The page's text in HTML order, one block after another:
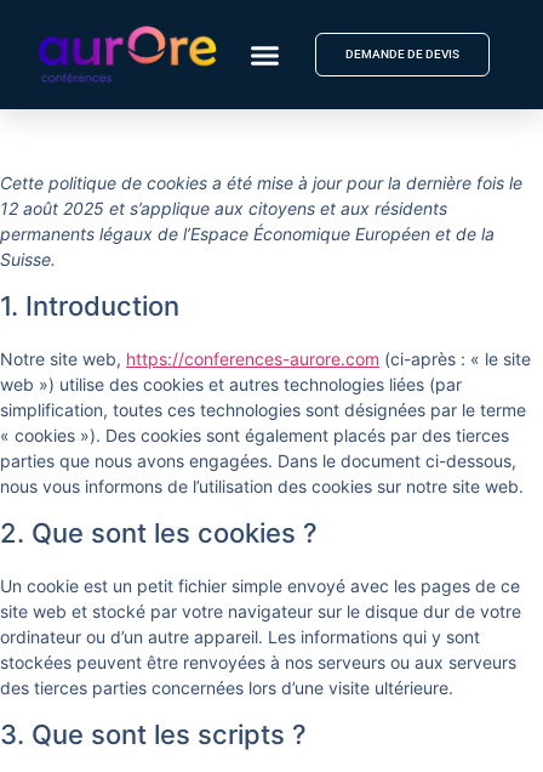
DEMANDE DE DEVIS
Cette politique de cookies a été mise à jour pour la dernière fois le
12 août 2025 et s’applique aux citoyens et aux résidents
permanents légaux de l’Espace Économique Européen et de la
Suisse.
1. Introduction
Notre site web, https://conferences-aurore.com (ci-après : « le site
web ») utilise des cookies et autres technologies liées (par
simplification, toutes ces technologies sont désignées par le terme
« cookies »). Des cookies sont également placés par des tierces
parties que nous avons engagées. Dans le document ci-dessous,
nous vous informons de l’utilisation des cookies sur notre site web.
2. Que sont les cookies ?
Un cookie est un petit fichier simple envoyé avec les pages de ce
site web et stocké par votre navigateur sur le disque dur de votre
ordinateur ou d’un autre appareil. Les informations qui y sont
stockées peuvent être renvoyées à nos serveurs ou aux serveurs
des tierces parties concernées lors d’une visite ultérieure.
3. Que sont les scripts ?